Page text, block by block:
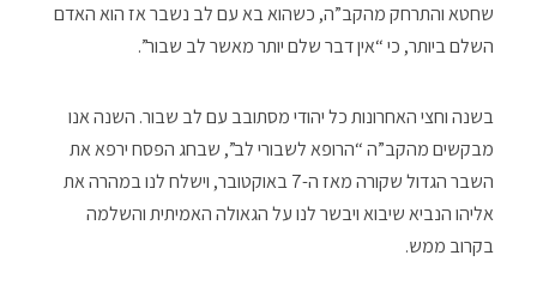
שחטא והתרחק מהקב”ה, כשהוא בא עם לב נשבר אז הוא האדם
השלם ביותר, כי “אין דבר שלם יותר מאשר לב שבור”.
בשנה וחצי האחרונות כל יהודי מסתובב עם לב שבור. השנה אנו
מבקשים מהקב”ה “הרופא לשבורי לב”, שבחג הפסח ירפא את
השבר הגדול שקורה מאז ה-7 באוקטובר, וישלח לנו במהרה את
אליהו הנביא שיבוא ויבשר לנו על הגאולה האמיתית והשלמה
בקרוב ממש.